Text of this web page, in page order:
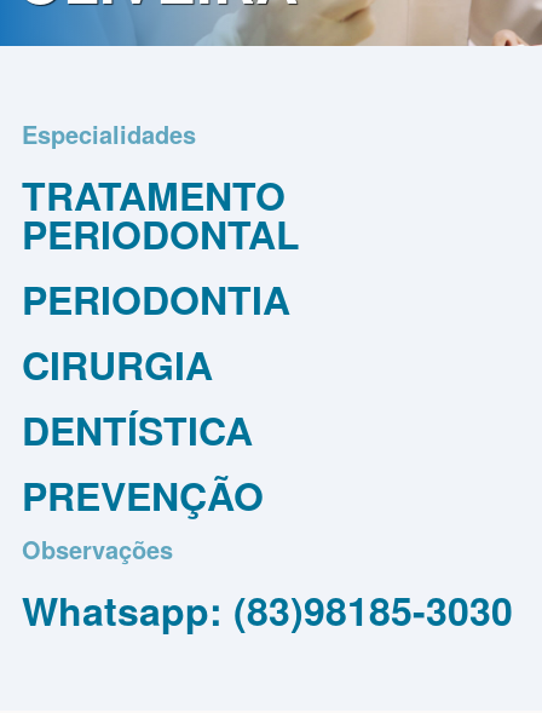
de
Privacidade
Especialidades
TRATAMENTO
PERIODONTAL
PERIODONTIA
CIRURGIA
DENTÍSTICA
PREVENÇÃO
Observações
Whatsapp: (83)98185-3030